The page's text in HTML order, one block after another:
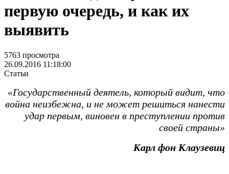
первую очередь, и как их
выявить
5763 просмотра
26.09.2016 11:18:00
Статьи
«Государственный деятель, который видит, что
война неизбежна, и не может решиться нанести
удар первым, виновен в преступлении против
своей страны»
Карл фон Клаузевиц